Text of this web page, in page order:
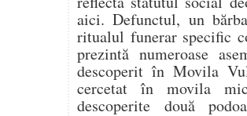
aici. Defunctul, un
ritualul funerar specific
prezintă numeroase
descoperit în Movila
cercetat în movila
descoperite două